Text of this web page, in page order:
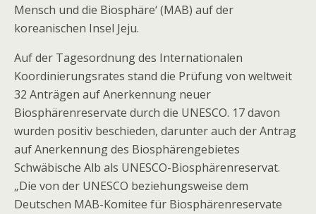
Mensch und die Biosphäre‘ (MAB) auf der
koreanischen Insel Jeju.
Auf der Tagesordnung des Internationalen
Koordinierungsrates stand die Prüfung von weltweit
32 Anträgen auf Anerkennung neuer
Biosphärenreservate durch die UNESCO. 17 davon
wurden positiv beschieden, darunter auch der Antrag
auf Anerkennung des Biosphärengebietes
Schwäbische Alb als UNESCO-Biosphärenreservat.
„Die von der UNESCO beziehungsweise dem
Deutschen MAB-Komitee für Biosphärenreservate